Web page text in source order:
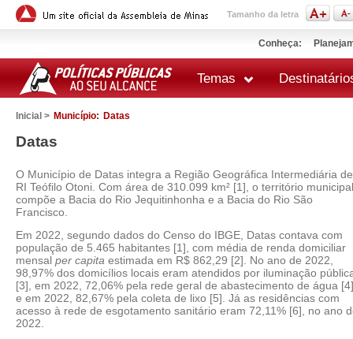
Tamanho da letra
Conheça:
Temas
Inicial > Município: Datas
Datas
O Município de Datas integra a Região Geográfica Intermediária de
RI Teófilo Otoni. Com área de 310.099 km² [1], o território municipal
compõe a Bacia do Rio Jequitinhonha e a Bacia do Rio São
Francisco.
Em 2022, segundo dados do Censo do IBGE, Datas contava com
população de 5.465 habitantes [1], com média de renda domiciliar
mensal per capita estimada em R$ 862,29 [2]. No ano de 2022,
98,97% dos domicílios locais eram atendidos por iluminação
[3], em 2022, 72,06% pela rede geral de abastecimento de água [4]
e em 2022, 82,67% pela coleta de lixo [5]. Já as residências com
acesso à rede de esgotamento sanitário eram 72,11% [6], no ano
2022.